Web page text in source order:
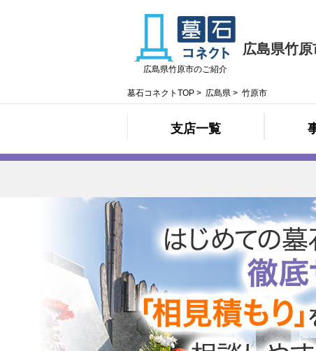
広島県竹
広島県竹原市のご紹介
墓石コネクトTOP > 広島県 > 竹原市
支店一覧